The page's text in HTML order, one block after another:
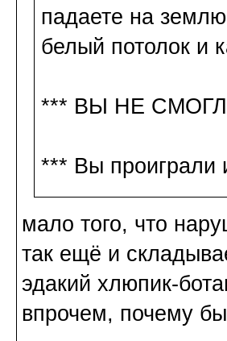
падаете на
белый потолок и
*** ВЫ НЕ
*** Вы проиграли
мало того, что
так ещё и
эдакий хлюпик-
впрочем, почему